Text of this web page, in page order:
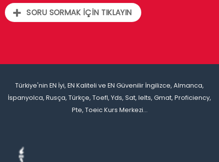
SORU SORMAK İÇİN TIKLAYIN
Türkiye'nin EN İyi, EN Kaliteli ve EN Güvenilir İngilizce, Almanca,
İspanyolca, Rusça, Türkçe, Toefl, Yds, Sat, Ielts, Gmat, Proficiency,
Pte, Toeic Kurs Merkezi...